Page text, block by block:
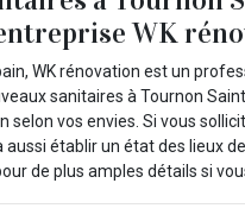
WK
WK rénovation est un
sanitaires à Tournon
vos envies. Si vous
établir un état des lieux
de plus amples détails si